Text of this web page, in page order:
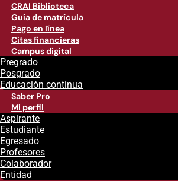
CRAI Biblioteca
Guía de matrícula
Pago en línea
Citas financieras
Campus digital
Pregrado
Posgrado
Educación continua
Saber Pro
Mi perfil
Aspirante
Estudiante
Egresado
Profesores
Colaborador
Entidad